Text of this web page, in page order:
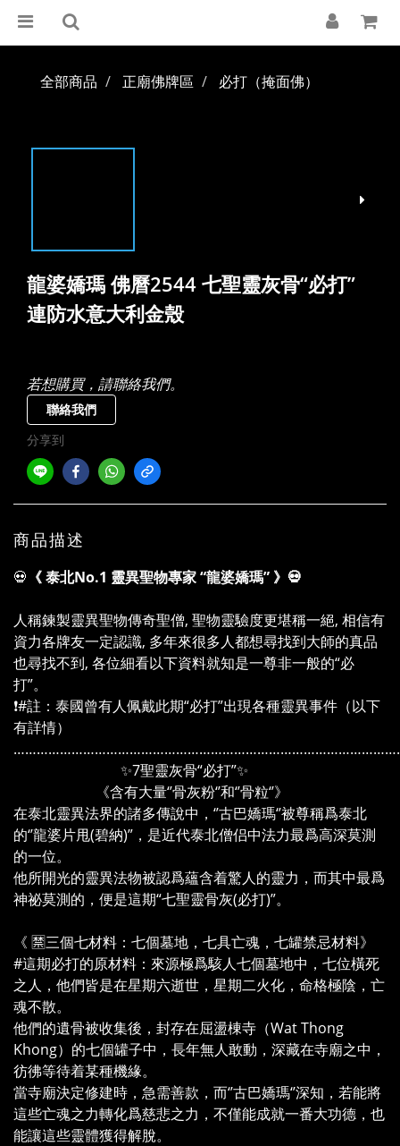
全部商品 正廟佛牌區 必打（掩面佛）
龍婆嬌瑪 佛曆2544 七聖靈灰骨“必打”
連防水意大利金殼
若想購買，請聯絡我們。
聯絡我們
分享到
商品描述
💀 《 泰北No.1 靈異聖物專家 “龍婆嬌瑪” 》💀
人稱鍊製靈異聖物傳奇聖僧, 聖物靈驗度更堪稱一絕, 相信有
資力各牌友一定認識, 多年來很多人都想尋找到大師的真品
也尋找不到, 各位細看以下資料就知是一尊非一般的“必
打”。
❗#註：泰國曾有人佩戴此期“必打”出現各種靈異事件（以下
有詳情）
✨7聖靈灰骨“必打”✨
《含有大量‘’骨灰粉‘’和‘’骨粒‘’》
在泰北靈異法界的諸多傳說中，‘’古巴嬌瑪‘’被尊稱爲泰北
的‘’龍婆片甩(碧納)”，是近代泰北僧侣中法力最爲高深莫測
的一位。
他所開光的靈異法物被認爲蘊含着驚人的靈力，而其中最爲
神祕莫測的，便是這期“七聖靈骨灰(必打)”。
《 🈲三個七材料：七個墓地，七具亡魂，七罐禁忌材料》
#這期必打的原材料：來源極爲駭人七個墓地中，七位橫死
之人，他們皆是在星期六逝世，星期二火化，命格極陰，亡
魂不散。
他們的遺骨被收集後，封存在屈盪棟寺（Wat Thong
Khong）的七個罐子中，長年無人敢動，深藏在寺廟之中，
彷彿等待着某種機緣。
當寺廟決定修建時，急需善款，而‘’古巴嬌瑪‘’深知，若能將
這些亡魂之力轉化爲慈悲之力，不僅能成就一番大功德，也
能讓這些靈體獲得解脫。